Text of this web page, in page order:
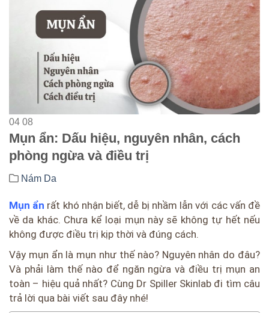
04 08
Mụn ẩn: Dấu hiệu, nguyên nhân, cách
phòng ngừa và điều trị
Nám Da
Mụn ẩn rất khó nhận biết, dễ bị nhầm lẫn với các vấn đề
về da khác. Chưa kể loại mụn này sẽ không tự hết nếu
không được điều trị kịp thời và đúng cách.
Vậy mụn ẩn là mụn như thế nào? Nguyên nhân do đâu?
Và phải làm thế nào để ngăn ngừa và điều trị mụn an
toàn – hiệu quả nhất? Cùng Dr Spiller Skinlab đi tìm câu
trả lời qua bài viết sau đây nhé!